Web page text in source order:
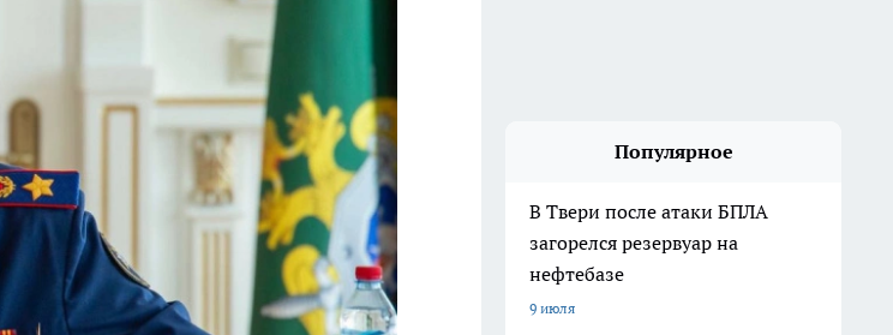
Популярное
В Твери после атаки БПЛА
загорелся резервуар на
нефтебазе
9 июля